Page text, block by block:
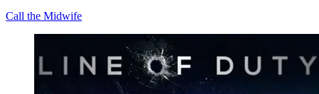
Call the Midwife